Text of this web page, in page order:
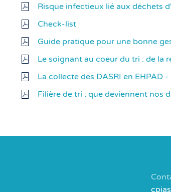
Risque infectieux lié aux déchets
Check-list
Guide pratique pour une bonne
Le soignant au coeur du tri : de la
La collecte des DASRI en EHPAD
Filière de tri : que deviennent nos